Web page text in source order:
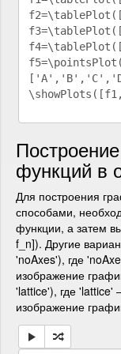
функций в
Для построения
способами,
функции, а затем
f_n]). Другие
'noAxes'), где
изображение
'lattice'), где
изображение